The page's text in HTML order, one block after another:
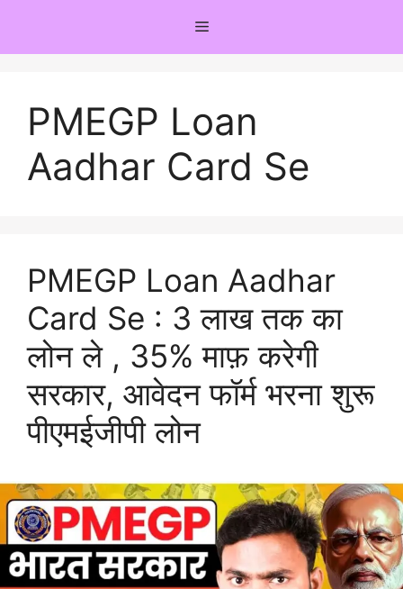
content
Menu
PMEGP Loan
Aadhar Card Se
PMEGP Loan Aadhar
Card Se : 3 लाख तक का
लोन ले , 35% माफ़ करेगी
सरकार, आवेदन फॉर्म भरना शुरू
पीएमईजीपी लोन